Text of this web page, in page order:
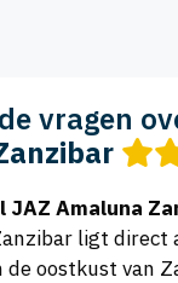
vragen
Amaluna
ligt direct
de oostkust van